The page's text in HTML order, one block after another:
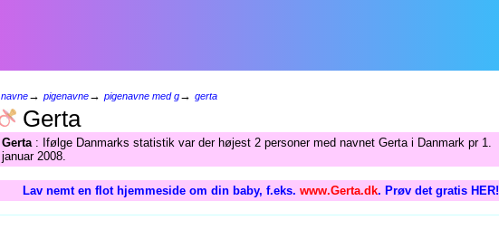
navne→ pigenavne→ pigenavne med g→ gerta
Gerta
Gerta: Ifølge Danmarks statistik var der højest 2 personer med navnet Gerta i Danmark pr 1.
januar 2008.
Lav nemt en flot hjemmeside om din baby, f.eks. www.Gerta.dk. Prøv det gratis HER!